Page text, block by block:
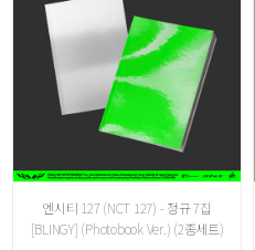
엔시티 127 (NCT 127) - 정규 7집
[BLINGY] (Photobook Ver.) (2종세트)